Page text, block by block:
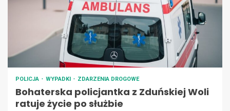
POLICJA WYPADKI ZDARZENIA DROGOWE
Bohaterska policjantka z Zduńskiej Woli
ratuje życie po służbie